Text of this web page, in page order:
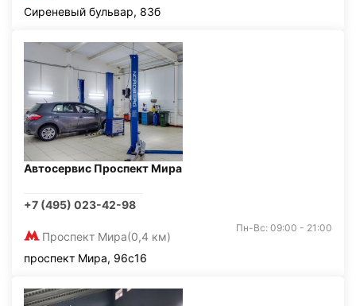
Сиреневый бульвар, 83б
Автосервис Проспект Мира
+7 (495) 023-42-98
Проспект Мира(0,4 км)
Пн-Вс: 09:00 - 21:00
проспект Мира, 96с16